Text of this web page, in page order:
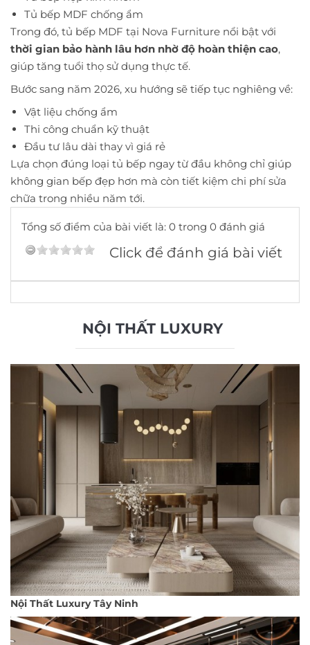
Tủ bếp MDF chống ẩm
Trong đó, tủ bếp MDF tại Nova Furniture nổi bật với
thời gian bảo hành lâu hơn nhờ độ hoàn thiện cao,
giúp tăng tuổi thọ sử dụng thực tế.
Bước sang năm 2026, xu hướng sẽ tiếp tục nghiêng về:
Vật liệu chống ẩm
Thi công chuẩn kỹ thuật
Đầu tư lâu dài thay vì giá rẻ
Lựa chọn đúng loại tủ bếp ngay từ đầu không chỉ giúp
không gian bếp đẹp hơn mà còn tiết kiệm chi phí sửa
chữa trong nhiều năm tới.
Tổng số điểm của bài viết là: 0 trong 0 đánh giá
Click để đánh giá bài viết
NỘI THẤT LUXURY
Nội Thất Luxury Tây Ninh